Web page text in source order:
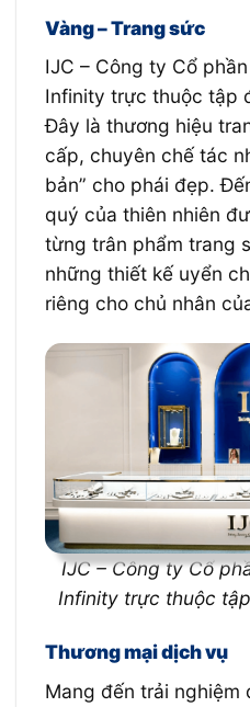
Vàng – Trang sức
IJC – Công ty Cổ
Infinity trực thuộc tập
Đây là thương hiệu
cấp, chuyên chế tác
bản” cho phái đẹp.
quý của thiên nhiên
từng trân phẩm trang
những thiết kế uyển
riêng cho chủ nhân
IJC – Công ty Cổ
Infinity trực thuộc
Thương mại dịch vụ
Mang đến trải nghiệm